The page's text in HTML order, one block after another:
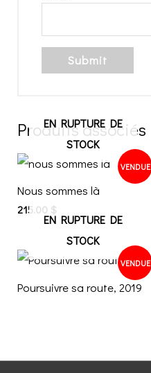
Produits associés
VENDUE
EN RUPTURE DE
STOCK
Nous sommes là
215.00 $
VENDUE
EN RUPTURE DE
STOCK
Poursuivre sa route, 2019